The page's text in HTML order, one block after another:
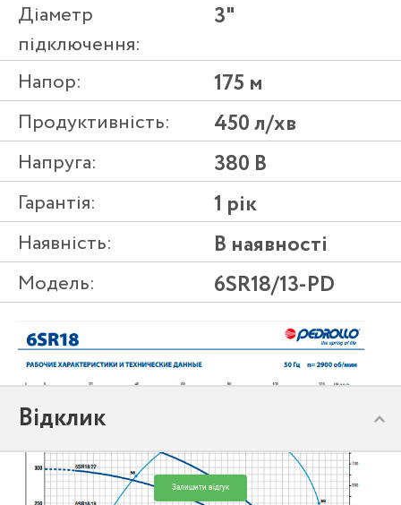
Діаметр
підключення:
3"
Напор: 175 м
Продуктивність: 450 л/хв
Напруга: 380 В
Гарантія: 1 рік
Наявність: В наявності
Модель: 6SR18/13-PD
Відклик
Залишити відгук